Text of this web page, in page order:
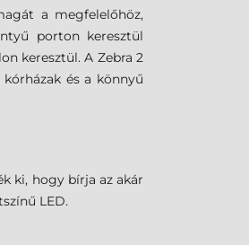
a megfelelőhöz,
porton keresztül
keresztül. A Zebra 2
és a könnyű
ki, hogy bírja az akár
LED.